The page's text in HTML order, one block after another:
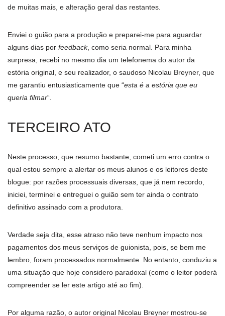
de muitas mais, e alteração geral das restantes.
Enviei o guião para a produção e preparei-me para aguardar
alguns dias por feedback, como seria normal. Para minha
surpresa, recebi no mesmo dia um telefonema do autor da
estória original, e seu realizador, o saudoso Nicolau Breyner, que
me garantiu entusiasticamente que “esta é a estória que eu
queria filmar“.
TERCEIRO ATO
Neste processo, que resumo bastante, cometi um erro contra o
qual estou sempre a alertar os meus alunos e os leitores deste
blogue: por razões processuais diversas, que já nem recordo,
iniciei, terminei e entreguei o guião sem ter ainda o contrato
definitivo assinado com a produtora.
Verdade seja dita, esse atraso não teve nenhum impacto nos
pagamentos dos meus serviços de guionista, pois, se bem me
lembro, foram processados normalmente. No entanto, conduziu a
uma situação que hoje considero paradoxal (como o leitor poderá
compreender se ler este artigo até ao fim).
Por alguma razão, o autor original Nicolau Breyner mostrou-se